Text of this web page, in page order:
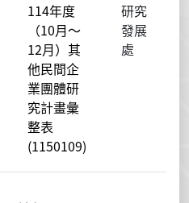
114年度
（10月～
12月）其
他民間企
業團體研
究計畫彙
整表
(1150109)
研究
發展
處